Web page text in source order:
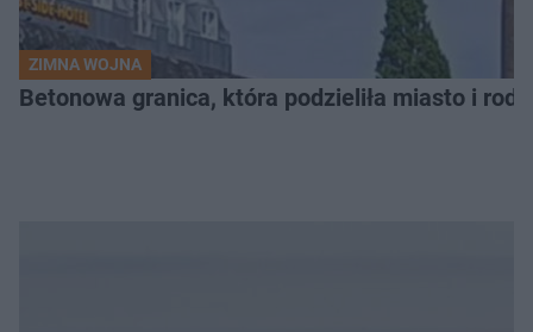
ZIMNA WOJNA
Betonowa granica, która podzieliła miasto i